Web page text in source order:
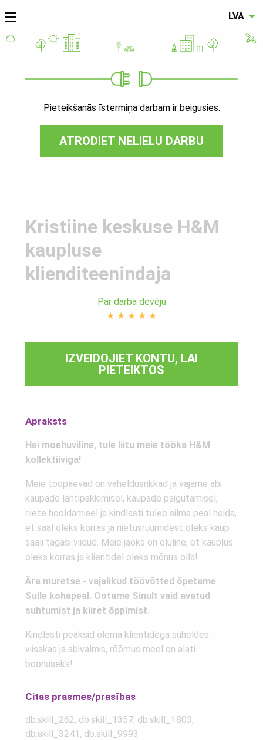
LVA
Pieteikšanās īstermiņa darbam ir beigusies.
ATRODIET NELIELU DARBU
Kristiine keskuse H&M
kaupluse
klienditeenindaja
Par darba devēju
★ ★ ★ ★ ★
IZVEIDOJIET KONTU, LAI
PIETEIKTOS
Apraksts
Hei moehuviline, tule liitu meie tööka H&M
kollektiiviga!
Meie tööpäevad on vaheldusrikkad ja vajame abi
kaupade lahtipakkimisel, kaupade paigutamisel,
riiete hooldamisel ja kindlasti tuleb silma peal hoida,
et saal oleks korras ja riietusruumidest oleks kaup
saali tagasi viidud. Meie jaoks on oluline, et kauplus
oleks korras ja klientidel oleks mõnus olla!
Ära muretse - vajalikud töövõtted õpetame
Sulle kohapeal. Ootame Sinult vaid avatud
suhtumist ja kiiret õppimist.
Kindlasti peaksid olema klientidega suheldes
viisakas ja abivalmis, rõõmus meel on alati
boonuseks!
Citas prasmes/prasības
db.skill_262, db.skill_1357, db.skill_1803,
db.skill_3241, db.skill_9993